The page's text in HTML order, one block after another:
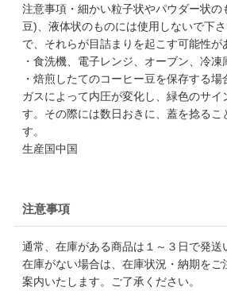
注意事項・細かい粒子状やパウダー状の
豆)、液体状のものには使用しないで下
で、それらが目詰まりを起こす可能性が
・食洗機、電子レンジ、オーブン、冷凍
・焙煎したてのコーヒー豆を保存する
ガスによって内圧が変化し、緑色のサイ
す。その際には数日おきに、蓋を捻るこ
す。
生産国中国
注意事項
通常、在庫がある商品は１～３日で発送
在庫がない場合は、在庫状況・納期をご
案内いたします。ご了承ください。